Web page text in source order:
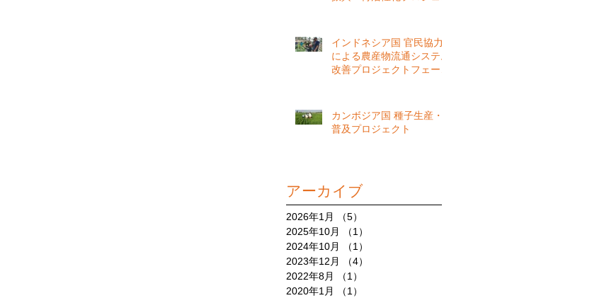
インドネシア国 官民協力
による農産物流通システム
改善プロジェクトフェーズ
カンボジア国 種子生産・
普及プロジェクト
アーカイブ
2026年1月 （5）
2025年10月
（1）
2024年10月
（1）
2023年12月
（4）
2022年8月
（1）
2020年1月
（1）